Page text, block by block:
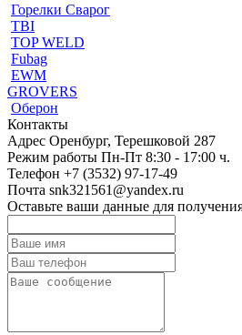
Горелки Сварог
TBI
TOP WELD
Fubag
EWM
GROVERS
Оберон
Контакты
Адрес Оренбург, Терешковой 287
Режим работы Пн-Пт 8:30 - 17:00 ч.
Телефон +7 (3532) 97-17-49
Почта snk321561@yandex.ru
Оставьте ваши данные для